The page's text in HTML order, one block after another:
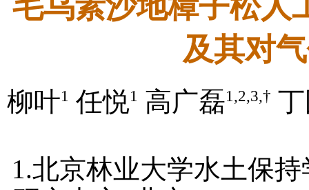
及其对
柳叶1 任悦1 高广磊1,2,3,†
1.北京林业大学水土保